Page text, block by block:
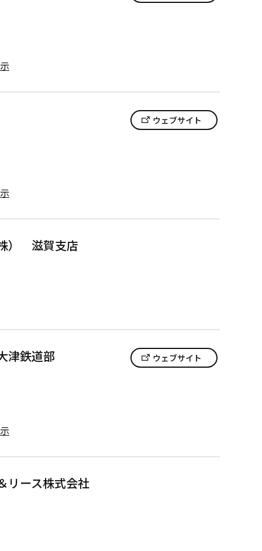
ウェブサイト
） 滋賀支店
津鉄道部 ウェブサイト
リース株式会社